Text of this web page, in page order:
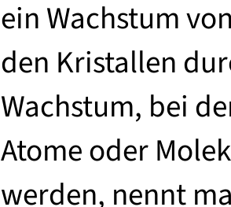
ein Wachstum
den Kristallen
Wachstum, bei
Atome oder
werden, nennt